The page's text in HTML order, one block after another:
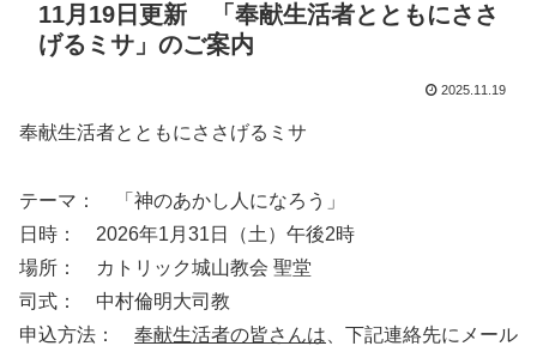
11月19日更新 「奉献生活者とともにささ
げるミサ」のご案内
2025.11.19
奉献生活者とともにささげるミサ
テーマ： 「神のあかし人になろう」
日時： 2026年1月31日（土）午後2時
場所： カトリック城山教会 聖堂
司式： 中村倫明大司教
申込方法： 奉献生活者の皆さんは 、下記連絡先にメール